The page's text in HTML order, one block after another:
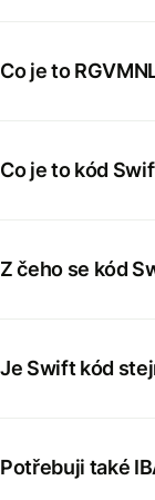
Co je to
Co je to kód
Z čeho se kód
Je Swift kód
Potřebuji také